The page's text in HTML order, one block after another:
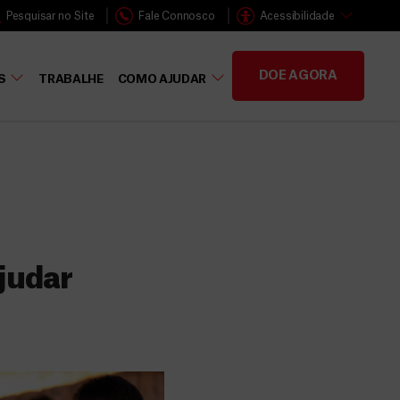
Pesquisar no Site Fale Connosco Acessibilidade
TRABALHE COMO AJUDAR DOE AGORA
cuidados médicos